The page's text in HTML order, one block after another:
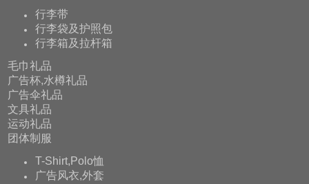
行李带
行李袋及护照包
行李箱及拉杆箱
毛巾礼品
广告杯,水樽礼品
广告伞礼品
文具礼品
运动礼品
团体制服
T-Shirt,Polo恤
广告风衣,外套